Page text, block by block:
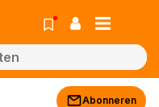
Abonneren